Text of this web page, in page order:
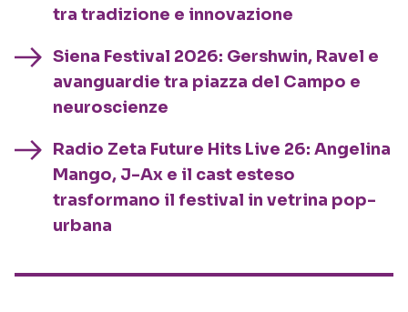
tra tradizione e innovazione
Siena Festival 2026: Gershwin, Ravel e
avanguardie tra piazza del Campo e
neuroscienze
Radio Zeta Future Hits Live 26: Angelina
Mango, J-Ax e il cast esteso
trasformano il festival in vetrina pop-
urbana